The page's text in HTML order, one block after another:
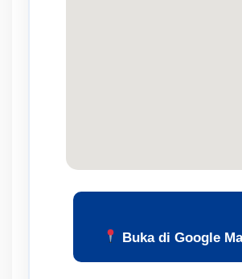
Buka di Google